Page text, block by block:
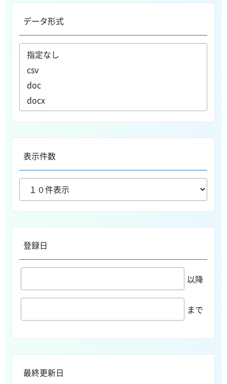
データ形式
表示件数
登録日
以降
まで
最終更新日